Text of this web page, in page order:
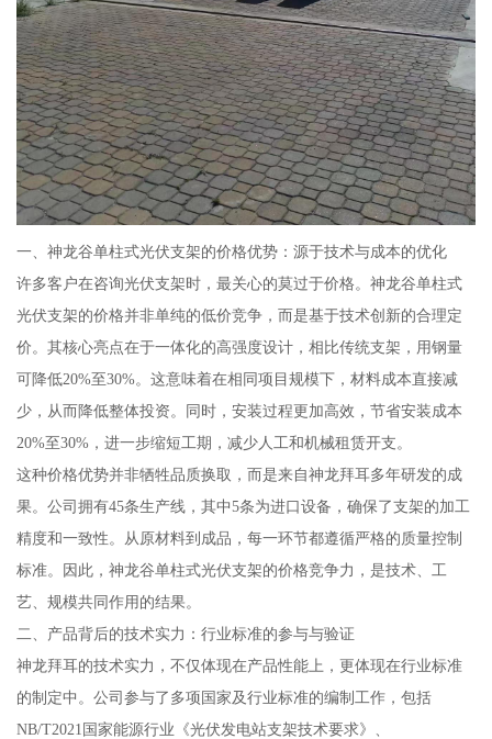
一、神龙谷单柱式光伏支架的价格优势：源于技术与成本的优化
许多客户在咨询光伏支架时，最关心的莫过于价格。神龙谷单柱式
光伏支架的价格并非单纯的低价竞争，而是基于技术创新的合理定
价。其核心亮点在于一体化的高强度设计，相比传统支架，用钢量
可降低20%至30%。这意味着在相同项目规模下，材料成本直接减
少，从而降低整体投资。同时，安装过程更加高效，节省安装成本
20%至30%，进一步缩短工期，减少人工和机械租赁开支。
这种价格优势并非牺牲品质换取，而是来自神龙拜耳多年研发的成
果。公司拥有45条生产线，其中5条为进口设备，确保了支架的加工
精度和一致性。从原材料到成品，每一环节都遵循严格的质量控制
标准。因此，神龙谷单柱式光伏支架的价格竞争力，是技术、工
艺、规模共同作用的结果。
二、产品背后的技术实力：行业标准的参与与验证
神龙拜耳的技术实力，不仅体现在产品性能上，更体现在行业标准
的制定中。公司参与了多项国家及行业标准的编制工作，包括
NB/T2021国家能源行业《光伏发电站支架技术要求》、